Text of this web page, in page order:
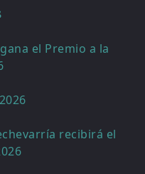
el Premio a la
recibirá el